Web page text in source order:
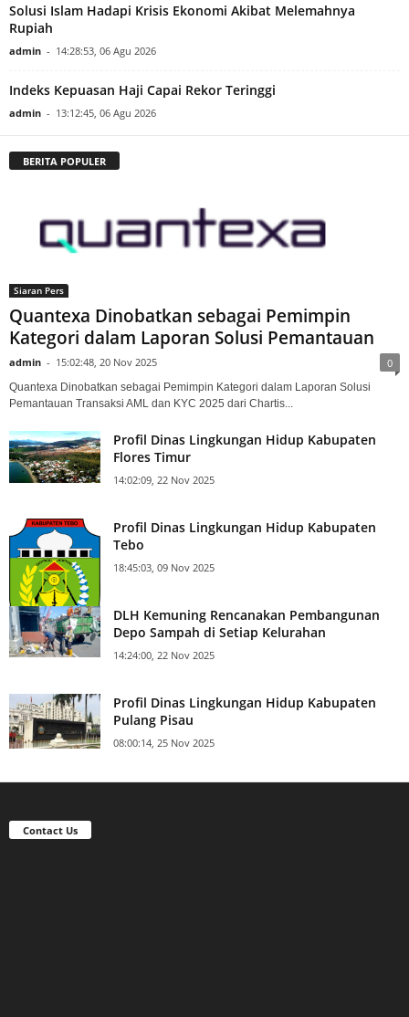
Solusi Islam Hadapi Krisis Ekonomi Akibat Melemahnya
Rupiah
admin - 14:28:53, 06 Agu 2026
Indeks Kepuasan Haji Capai Rekor Teringgi
admin - 13:12:45, 06 Agu 2026
BERITA POPULER
Siaran Pers
Quantexa Dinobatkan sebagai Pemimpin
Kategori dalam Laporan Solusi Pemantauan
admin - 15:02:48, 20 Nov 2025 0
Quantexa Dinobatkan sebagai Pemimpin Kategori dalam Laporan Solusi
Pemantauan Transaksi AML dan KYC 2025 dari Chartis...
Profil Dinas Lingkungan Hidup Kabupaten
Flores Timur
14:02:09, 22 Nov 2025
Profil Dinas Lingkungan Hidup Kabupaten
Tebo
18:45:03, 09 Nov 2025
DLH Kemuning Rencanakan Pembangunan
Depo Sampah di Setiap Kelurahan
14:24:00, 22 Nov 2025
Profil Dinas Lingkungan Hidup Kabupaten
Pulang Pisau
08:00:14, 25 Nov 2025
Contact Us